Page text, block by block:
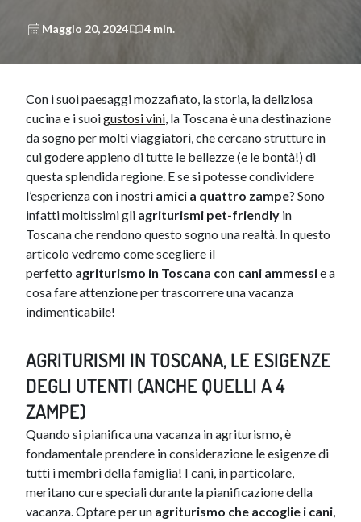
Maggio 20, 2024 4 min.
​Con i suoi paesaggi mozzafiato, la storia, la deliziosa
cucina e i suoigustosi vini, la Toscana è una destinazione
da sogno per molti viaggiatori, che cercano strutture in
cui godere appieno di tutte le bellezze (e le bontà!) di
questa splendida regione. E se si potesse condividere
l’esperienza con i nostri amici a quattro zampe? Sono
infatti moltissimi gli agriturismi pet-friendly in
Toscana che rendono questo sogno una realtà. In questo
articolo vedremo come scegliere il
perfetto agriturismo in Toscana con cani ammessie a
cosa fare attenzione per trascorrere una vacanza
indimenticabile!
AGRITURISMI IN TOSCANA, LE ESIGENZE
DEGLI UTENTI (ANCHE QUELLI A 4
ZAMPE)
Quando si pianifica una vacanza in agriturismo, è
fondamentale prendere in considerazione le esigenze di
tutti i membri della famiglia! I cani, in particolare,
meritano cure speciali durante la pianificazione della
vacanza. Optare per un agriturismo che accoglie i cani,